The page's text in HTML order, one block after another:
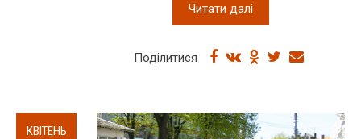
Читати далі
Поділитися
КВІТЕНЬ